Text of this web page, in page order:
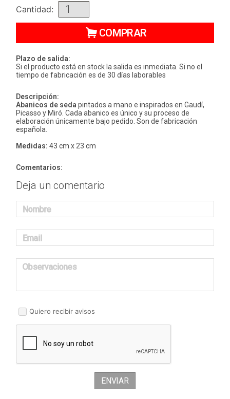
Cantidad:
COMPRAR
Plazo de salida:
Si el producto está en stock la salida es inmediata. Si no el
tiempo de fabricación es de 30 días laborables
Descripción:
Abanicos de seda pintados a mano e inspirados en Gaudí,
Picasso y Miró. Cada abanico es único y su proceso de
elaboración únicamente bajo pedido. Son de fabricación
española.
Medidas: 43 cm x 23 cm
Comentarios:
Deja un comentario
Nombre
Email
Observaciones
Quiero recibir avisos
ENVIAR